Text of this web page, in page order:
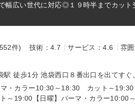
幅広い世代に対応◎１９時半までカット
件) 技術：4.7 サービス：4.6
雰
駅 徒歩1分 池袋西口８番出口を出てすぐ
マ・カラー10:30～18:30 カット～
19:00【日曜】パーマ・カラー10:00